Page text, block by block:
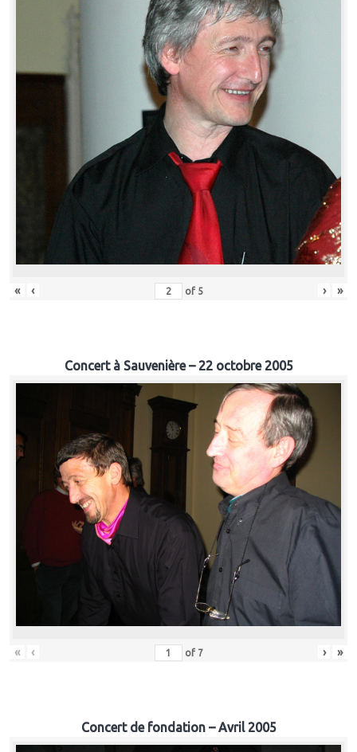
« ‹ of 5 › »
Concert à Sauvenière – 22 octobre 2005
« ‹ of 7 › »
Concert de fondation – Avril 2005